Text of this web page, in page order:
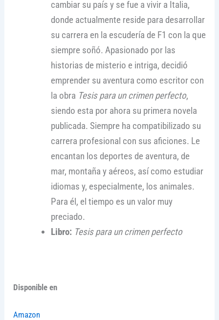
cambiar su país y se fue a vivir a Italia,
donde actualmente reside para desarrollar
su carrera en la escudería de F1 con la que
siempre soñó. Apasionado por las
historias de misterio e intriga, decidió
emprender su aventura como escritor con
la obra Tesis para un crimen perfecto,
siendo esta por ahora su primera novela
publicada. Siempre ha compatibilizado su
carrera profesional con sus aficiones. Le
encantan los deportes de aventura, de
mar, montaña y aéreos, así como estudiar
idiomas y, especialmente, los animales.
Para él, el tiempo es un valor muy
preciado.
Libro: Tesis para un crimen perfecto
Disponible en
Amazon